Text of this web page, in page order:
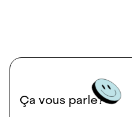
Ça vous parle?